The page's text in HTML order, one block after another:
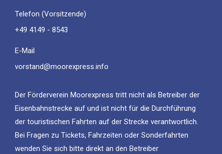
Telefon (Vorsitzende)
+49 4149 - 8543
E-Mail
vorstand@moorexpress.info
Der Förderverein Moorexpress tritt nicht als Betreiber der
Eisenbahnstrecke auf und ist nicht für die Durchführung
der touristischen Fahrten auf der Strecke verantwortlich.
Bei Fragen zu Tickets, Fahrzeiten oder Sonderfahrten
wenden Sie sich bitte direkt an den Betreiber